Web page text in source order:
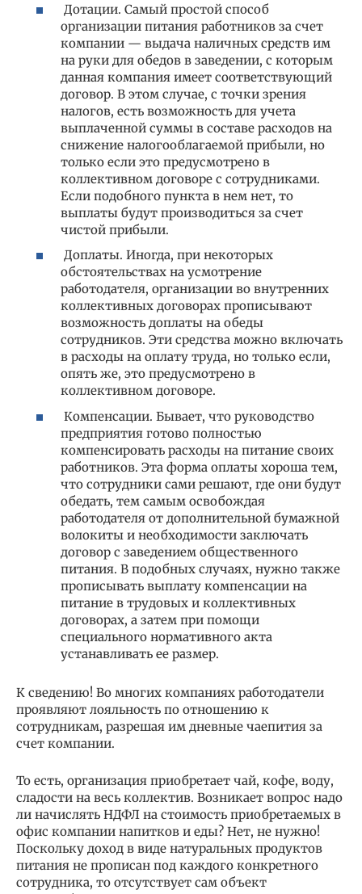
Дотации. Самый простой способ
организации питания работников за счет
компании — выдача наличных средств им
на руки для обедов в заведении, с которым
данная компания имеет соответствующий
договор. В этом случае, с точки зрения
налогов, есть возможность для учета
выплаченной суммы в составе расходов на
снижение налогооблагаемой прибыли, но
только если это предусмотрено в
коллективном договоре с сотрудниками.
Если подобного пункта в нем нет, то
выплаты будут производиться за счет
чистой прибыли.
Доплаты. Иногда, при некоторых
обстоятельствах на усмотрение
работодателя, организации во внутренних
коллективных договорах прописывают
возможность доплаты на обеды
сотрудников. Эти средства можно включать
в расходы на оплату труда, но только если,
опять же, это предусмотрено в
коллективном договоре.
Компенсации. Бывает, что руководство
предприятия готово полностью
компенсировать расходы на питание своих
работников. Эта форма оплаты хороша тем,
что сотрудники сами решают, где они будут
обедать, тем самым освобождая
работодателя от дополнительной бумажной
волокиты и необходимости заключать
договор с заведением общественного
питания. В подобных случаях, нужно также
прописывать выплату компенсации на
питание в трудовых и коллективных
договорах, а затем при помощи
специального нормативного акта
устанавливать ее размер.
К сведению! Во многих компаниях работодатели
проявляют лояльность по отношению к
сотрудникам, разрешая им дневные чаепития за
счет компании.
То есть, организация приобретает чай, кофе, воду,
сладости на весь коллектив. Возникает вопрос надо
ли начислять НДФЛ на стоимость приобретаемых в
офис компании напитков и еды? Нет, не нужно!
Поскольку доход в виде натуральных продуктов
питания не прописан под каждого конкретного
сотрудника, то отсутствует сам объект